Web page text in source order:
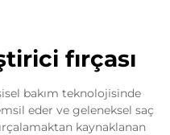
fırçası
bakım teknolojisinde
eder ve geleneksel saç
kaynaklanan